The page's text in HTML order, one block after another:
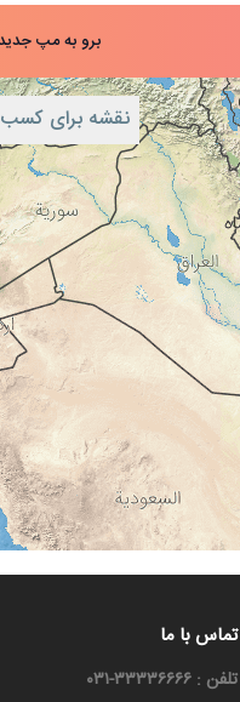
تماس با ما
تلفن : ۳۳۳۳۶۶۶۶-۰۳۱